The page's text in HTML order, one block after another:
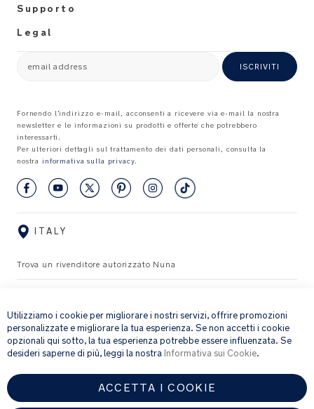
Supporto
Legal
email address ISCRIVITI
Fornendo l’indirizzo e-mail, acconsenti a ricevere via e-mail la nostra
newsletter e le informazioni su prodotti e offerte che potrebbero
interessarti.
Per ulteriori dettagli sul trattamento dei dati personali, consulta la
nostrainformativa sulla privacy.
ITALY
Trova un rivenditore autorizzato Nuna
Utilizziamo i cookie per migliorare i nostri servizi, offrire promozioni
personalizzate e migliorare la tua esperienza. Se non accetti i cookie
opzionali qui sotto, la tua esperienza potrebbe essere influenzata. Se
desideri saperne di più, leggi la nostra Informativa sui Cookie.
ACCETTA I COOKIE